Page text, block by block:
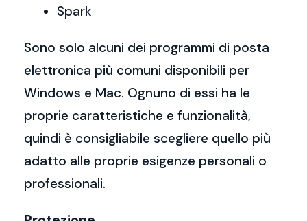
Spark
Sono solo alcuni dei programmi di posta
elettronica più comuni disponibili per
Windows e Mac. Ognuno di essi ha le
proprie caratteristiche e funzionalità,
quindi è consigliabile scegliere quello più
adatto alle proprie esigenze personali o
professionali.